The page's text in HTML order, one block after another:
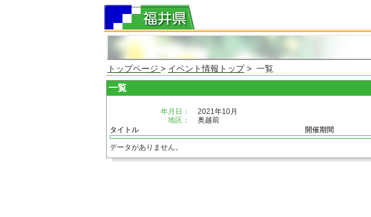
トップページ > イベント情報トップ> 一覧
一覧
年月日：
2021年10月
地区：
奥越前
タイトル
開催期間
データがありません。